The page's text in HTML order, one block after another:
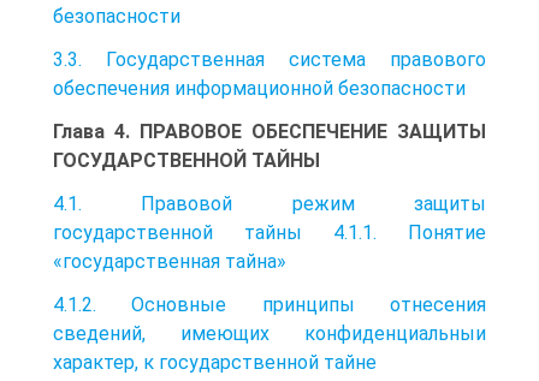
безопасности
3.3. Государственная система правового
обеспечения информационной безопасности
Глава 4. ПРАВОВОЕ ОБЕСПЕЧЕНИЕ ЗАЩИТЫ
ГОСУДАРСТВЕННОЙ ТАЙНЫ
4.1. Правовой режим защиты
государственной тайны 4.1.1. Понятие
«государственная тайна»
4.1.2. Основные принципы отнесения
сведений, имеющих конфиденциальныи
характер, к государственной тайне